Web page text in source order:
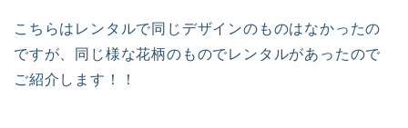
こちらはレンタルで同じデザインのものはなかったの
ですが、同じ様な花柄のものでレンタルがあったので
ご紹介します！！